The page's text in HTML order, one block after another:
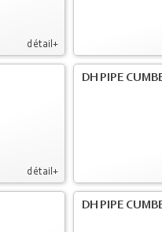
détail+
détail+
DH PIPE
DH PIPE